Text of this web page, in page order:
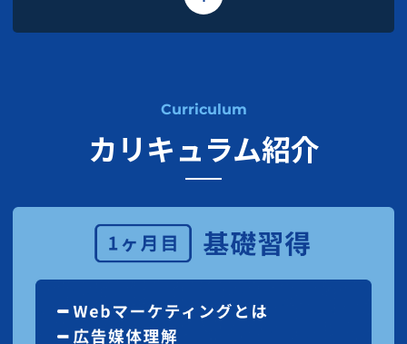
Curriculum
カリキュラム紹介